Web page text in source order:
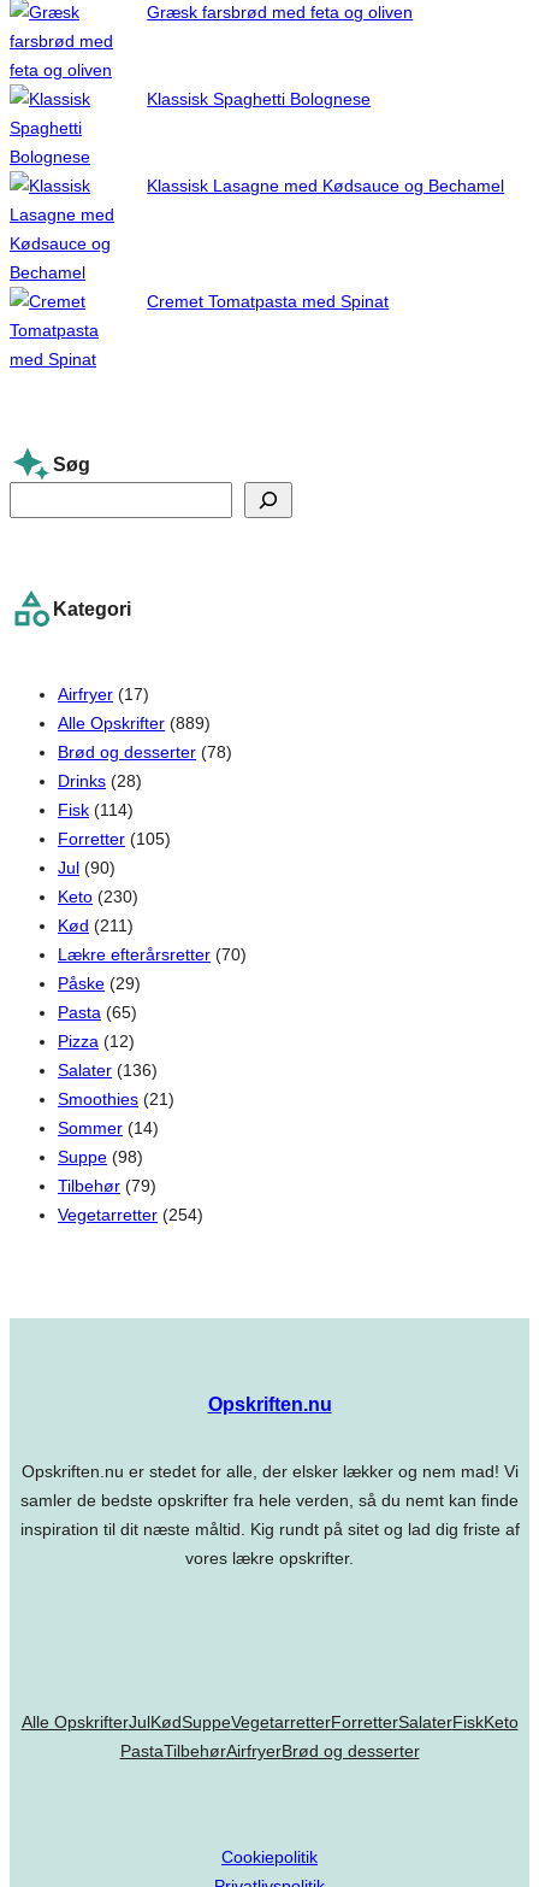
Græsk farsbrød med feta og oliven
Klassisk Spaghetti Bolognese
Klassisk Lasagne med Kødsauce og Bechamel
Cremet Tomatpasta med Spinat
Søg
e
c
Kategori
Airfryer (17)
Alle Opskrifter (889)
Brød og desserter (78)
Drinks (28)
Fisk (114)
Forretter (105)
Jul (90)
Keto (230)
Kød (211)
Lækre efterårsretter (70)
Påske (29)
Pasta (65)
Pizza (12)
Salater (136)
Smoothies (21)
Sommer (14)
Suppe (98)
Tilbehør (79)
Vegetarretter (254)
Opskriften.nu
Opskriften.nu er stedet for alle, der elsker lækker og nem mad! Vi
samler de bedste opskrifter fra hele verden, så du nemt kan finde
inspiration til dit næste måltid. Kig rundt på sitet og lad dig friste af
vores lækre opskrifter.
Alle OpskrifterJulKødSuppeVegetarretterForretterSalaterFiskKeto
PastaTilbehørAirfryerBrød og desserter
Cookiepolitik